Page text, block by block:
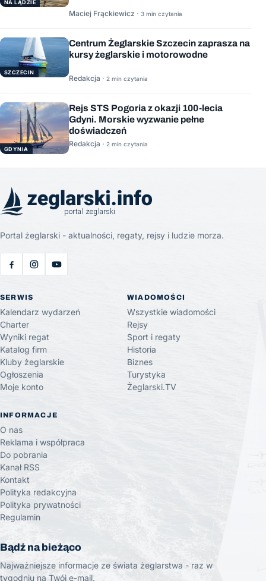
NA LĄDZIE
Maciej Frąckiewicz · 3 min czytania
SZCZECIN
Centrum Żeglarskie Szczecin zaprasza na
kursy żeglarskie i motorowodne
Redakcja · 2 min czytania
GDYNIA
Rejs STS Pogoria z okazji 100-lecia
Gdyni. Morskie wyzwanie pełne
doświadczeń
Redakcja · 2 min czytania
Portal żeglarski - aktualności, regaty, rejsy i ludzie morza.
SERWIS
Kalendarz wydarzeń
Charter
Wyniki regat
Katalog firm
Kluby żeglarskie
Ogłoszenia
Moje konto
WIADOMOŚCI
Wszystkie wiadomości
Rejsy
Sport i regaty
Historia
Biznes
Turystyka
Żeglarski.TV
INFORMACJE
O nas
Reklama i współpraca
Do pobrania
Kanał RSS
Kontakt
Polityka redakcyjna
Polityka prywatności
Regulamin
Bądź na bieżąco
Najważniejsze informacje ze świata żeglarstwa - raz w
tygodniu na Twój e-mail.